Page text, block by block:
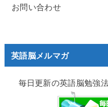
お問い合わせ
英語脳メルマガ
毎日更新の英語脳勉強